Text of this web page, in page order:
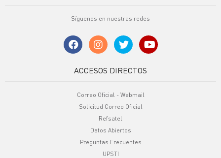
Síguenos en nuestras redes
ACCESOS DIRECTOS
Correo Oficial - Webmail
Solicitud Correo Oficial
Refsatel
Datos Abiertos
Preguntas Frecuentes
UPSTI